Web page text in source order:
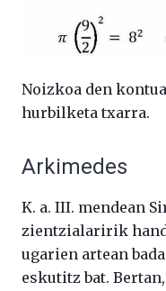
Noizkoa den
hurbilketa txarra.
Arkimedes
K. a. III. mendean
zientzialaririk
ugarien artean bada
eskutitz bat.